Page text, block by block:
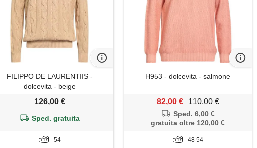
FILIPPO DE LAURENTIIS -
dolcevita - beige
126,00 €
Sped. gratuita
54
H953 - dolcevita - salmone
82,00 € 110,00 €
Sped. 6,00 €
gratuita oltre 120,00 €
48 54